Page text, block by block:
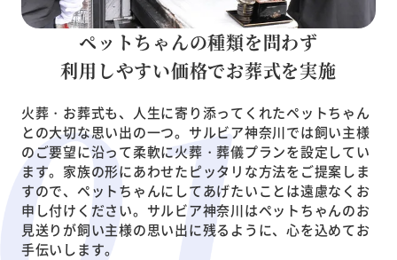
ペットちゃんの種類を問わず
利用しやすい価格でお葬式を実施
火葬・お葬式も、人生に寄り添ってくれたペットちゃん
との大切な思い出の一つ。サルビア神奈川では飼い主様
のご要望に沿って柔軟に火葬・葬儀プランを設定してい
ます。家族の形にあわせたピッタリな方法をご提案しま
すので、ペットちゃんにしてあげたいことは遠慮なくお
申し付けください。サルビア神奈川はペットちゃんのお
見送りが飼い主様の思い出に残るように、心を込めてお
手伝いします。